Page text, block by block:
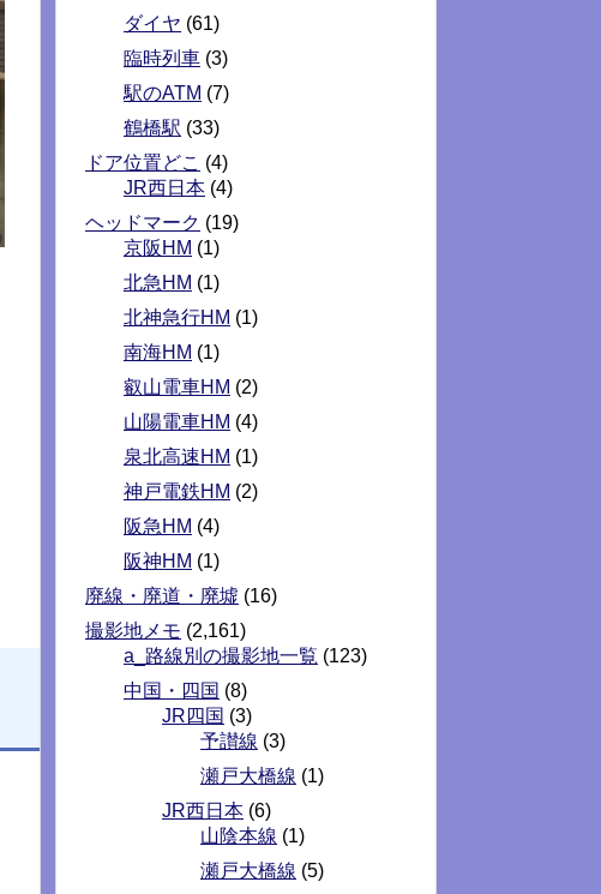
ダイヤ (61)
臨時列車 (3)
駅のATM (7)
鶴橋駅 (33)
ドア位置どこ (4)
JR西日本 (4)
ヘッドマーク (19)
京阪HM (1)
北急HM (1)
北神急行HM (1)
南海HM (1)
叡山電車HM (2)
山陽電車HM (4)
泉北高速HM (1)
神戸電鉄HM (2)
阪急HM (4)
阪神HM (1)
廃線・廃道・廃墟 (16)
撮影地メモ (2,161)
a_路線別の撮影地一覧 (123)
中国・四国 (8)
JR四国 (3)
予讃線 (3)
瀬戸大橋線 (1)
JR西日本 (6)
山陰本線 (1)
瀬戸大橋線 (5)